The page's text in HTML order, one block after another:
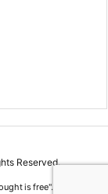
Reserved.
is free".